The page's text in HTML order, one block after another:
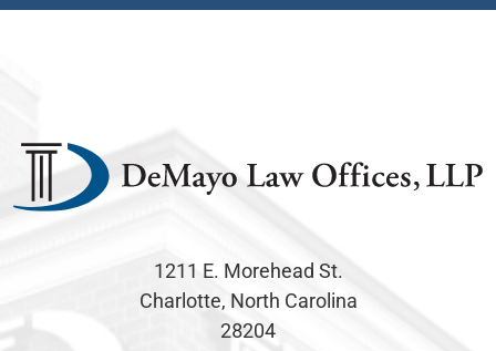
1211 E. Morehead St.
Charlotte, North Carolina
28204